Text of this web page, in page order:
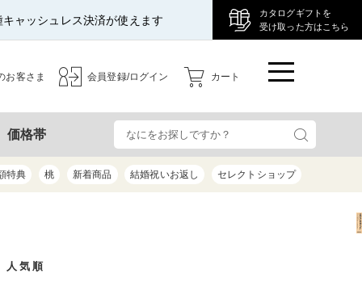
キャッシュレス決済が使えます
カタログギフトを
受け取った方はこちら
お客さま 会員登録/ログイン カート
価格帯
特典 桃 新着商品 結婚祝いお返し セレクトショップ
人気順